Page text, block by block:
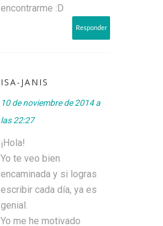
encontrarme :D
Responder
ISA-JANIS
10 de noviembre de 2014 a
las 22:27
¡Hola!
Yo te veo bien
encaminada y si logras
escribir cada día, ya es
genial.
Yo me he motivado